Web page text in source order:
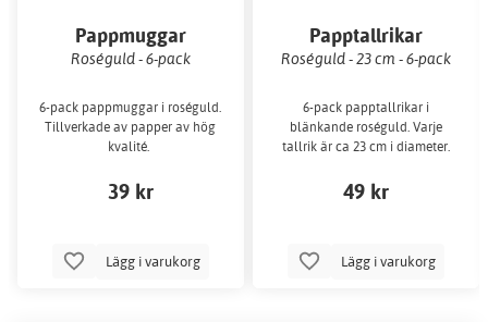
Pappmuggar
Roséguld - 6-pack
6-pack pappmuggar i roséguld.
Tillverkade av papper av hög
kvalité.
39 kr
Lägg i varukorg
Papptallrikar
Roséguld - 23 cm - 6-pack
6-pack papptallrikar i
blänkande roséguld. Varje
tallrik är ca 23 cm i diameter.
49 kr
Lägg i varukorg